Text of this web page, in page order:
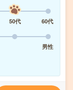
50代
60代
男性